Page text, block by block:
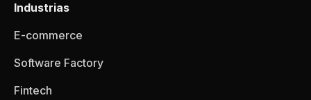
Industrias
E-commerce
Software Factory
Fintech